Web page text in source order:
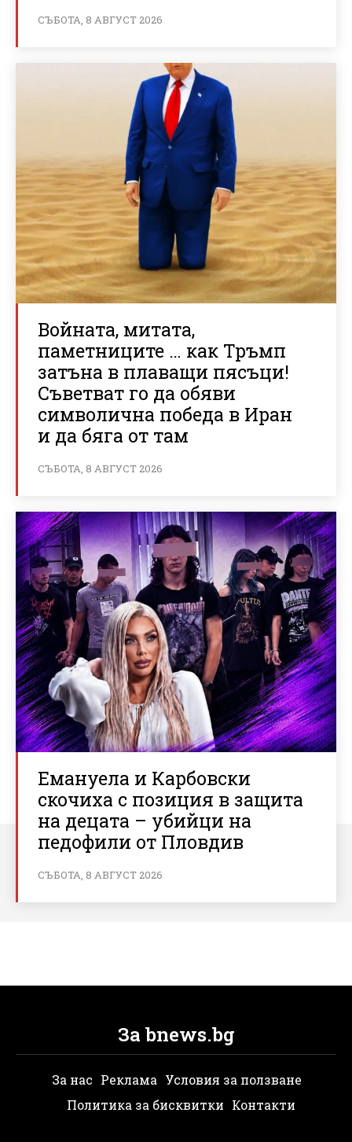
СЪБОТА, 8 АВГУСТ 2026
Войната, митата,
паметниците … как Тръмп
затъна в плаващи пясъци!
Съветват го да обяви
символична победа в Иран
и да бяга от там
СЪБОТА, 8 АВГУСТ 2026
Емануела и Карбовски
скочиха с позиция в защита
на децата – убийци на
педофили от Пловдив
СЪБОТА, 8 АВГУСТ 2026
За bnews.bg
За нас Реклама Условия за ползване
Политика за бисквитки Контакти